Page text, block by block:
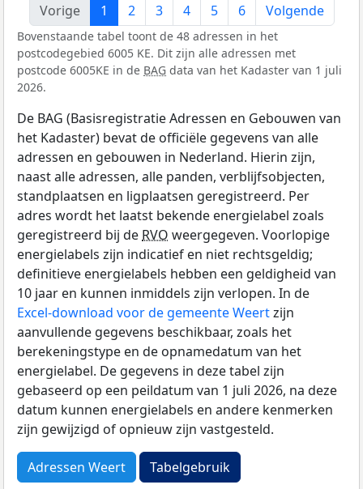
Vorige
1 2 3 4 5 6 Volgende
Bovenstaande tabel toont de 48 adressen in het
postcodegebied 6005 KE. Dit zijn alle adressen met
postcode 6005KE in de BAG data van het Kadaster van 1 juli
2026.
De BAG (Basisregistratie Adressen en Gebouwen van
het Kadaster) bevat de officiële gegevens van alle
adressen en gebouwen in Nederland. Hierin zijn,
naast alle adressen, alle panden, verblijfsobjecten,
standplaatsen en ligplaatsen geregistreerd. Per
adres wordt het laatst bekende energielabel zoals
geregistreerd bij de RVO weergegeven. Voorlopige
energielabels zijn indicatief en niet rechtsgeldig;
definitieve energielabels hebben een geldigheid van
10 jaar en kunnen inmiddels zijn verlopen. In de
Excel-download voor de gemeente Weertzijn
aanvullende gegevens beschikbaar, zoals het
berekeningstype en de opnamedatum van het
energielabel. De gegevens in deze tabel zijn
gebaseerd op een peildatum van 1 juli 2026, na deze
datum kunnen energielabels en andere kenmerken
zijn gewijzigd of opnieuw zijn vastgesteld.
Adressen Weert Tabelgebruik